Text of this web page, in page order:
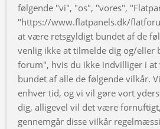
følgende "vi", "os", "vores",
"https://www.flatpanels.dk/
at være retsgyldigt bundet af de
venlig ikke at tilmelde dig og/eller
forum", hvis du ikke indvilliger i
bundet af alle de følgende vilkår.
enhver tid, og vi vil gøre vort
dig, alligevel vil det være
gennemgår disse vilkår